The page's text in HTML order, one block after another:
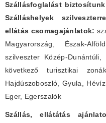
Szállásfoglalást
Szálláshelyek
ellátás csomagajánlatok:
Magyarország, Észak-
szilveszter Közép-
következő turisztikai
Hajdúszoboszló, Gyula,
Eger, Egerszalók
Szállás, ellátátás